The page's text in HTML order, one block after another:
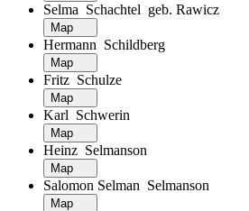
Selma Schachtel geb. Rawicz
Hermann Schildberg
Fritz Schulze
Karl Schwerin
Heinz Selmanson
Salomon Selman Selmanson